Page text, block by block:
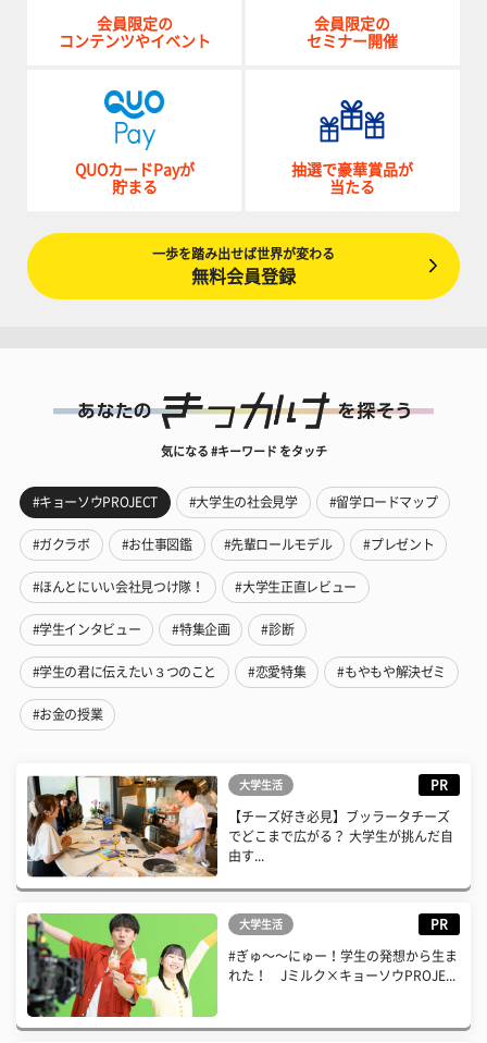
会員限定の
コンテンツやイベント
会員限定の
セミナー開催
QUOカードPayが
貯まる
抽選で豪華賞品が
当たる
一歩を踏み出せば世界が変わる
無料会員登録
気になる #キーワード をタッチ
#キョーソウPROJECT #大学生の社会見学 #留学ロードマップ
#ガクラボ #お仕事図鑑 #先輩ロールモデル #プレゼント
#ほんとにいい会社見つけ隊！ #大学生正直レビュー
#学生インタビュー #特集企画 #診断
#学生の君に伝えたい３つのこと #恋愛特集 #もやもや解決ゼミ
#お金の授業
大学生活 PR
【チーズ好き必見】ブッラータチーズ
でどこまで広がる？ 大学生が挑んだ自
由す...
大学生活 PR
#ぎゅ〜〜にゅー！学生の発想から生ま
れた！ Jミルク×キョーソウPROJE...